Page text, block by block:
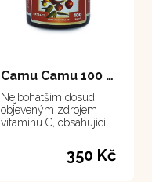
Camu Camu 100 kapsle
Nejbohatším dosud
objeveným zdrojem
vitaminu C, obsahující
350 Kč